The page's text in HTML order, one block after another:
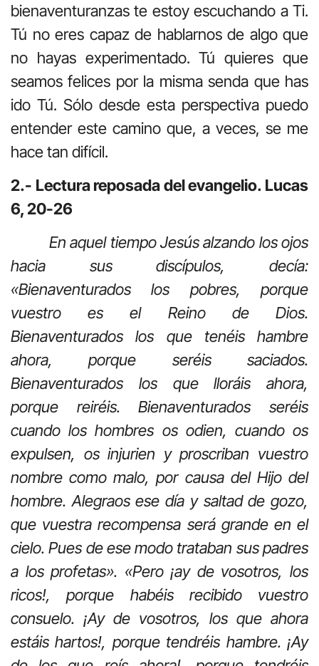
bienaventuranzas te estoy escuchando a Ti.
Tú no eres capaz de hablarnos de algo que
no hayas experimentado. Tú quieres que
seamos felices por la misma senda que has
ido Tú. Sólo desde esta perspectiva puedo
entender este camino que, a veces, se me
hace tan difícil.
2.- Lectura reposada del evangelio. Lucas
6, 20-26
En aquel tiempo Jesús alzando los ojos
hacia sus discípulos, decía:
«Bienaventurados los pobres, porque
vuestro es el Reino de Dios.
Bienaventurados los que tenéis hambre
ahora, porque seréis saciados.
Bienaventurados los que lloráis ahora,
porque reiréis. Bienaventurados seréis
cuando los hombres os odien, cuando os
expulsen, os injurien y proscriban vuestro
nombre como malo, por causa del Hijo del
hombre. Alegraos ese día y saltad de gozo,
que vuestra recompensa será grande en el
cielo. Pues de ese modo trataban sus padres
a los profetas». «Pero ¡ay de vosotros, los
ricos!, porque habéis recibido vuestro
consuelo. ¡Ay de vosotros, los que ahora
estáis hartos!, porque tendréis hambre. ¡Ay